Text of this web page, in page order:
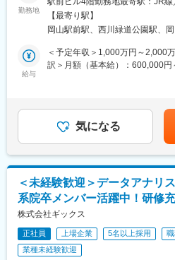
＜当社のプロジェクト実例＞
https://www.ccube-
＜未経験からの入社の決め手＞
「市のデジタル政策立案・DX推
＜求人のポイント＞
・高レベルなマネージャーから
シンキング研修など、成長機会
・産学官金支援コミュニティー
サポート。
・大手コンサルティング会社出
ンサル業務を行うことが可能。
＜キャリアパスについて＞
アソシエイト→シニアアソシエ
ージャー→プリンシパル
プロジェクトマネージャーとし
域特有の状況に応じたソリュー
体、地域における課題に取り組
を生かしたコンサル支援をリー
DX実行支援
SX実行支援
※支援後も顧客との長期的な関
一辺倒なDX/SXの一元的な活用
可能性があります。インフラ整
ラシーの低さに加え、特に地方
入への資金や知識が不足してお
進みにくい状況です。持続可能
タル化が進んでいない点も大きな
勤務地
面禁煙変更の範囲：無
【最寄り駅】
岡山駅前駅、西川緑道公園駅、
給与
＜予定年収＞1,000万円～2,000
訳＞月額（基本給）：600,000
安の金額であり、選考を通じて
(月額)は固定手当を含めた表記で
気になる
＜未経験歓迎＞データアナリ
系院卒メンバー活躍中！研
株式会社ギックス
正社員 上場企業 5名以上採用
業種未経験歓迎